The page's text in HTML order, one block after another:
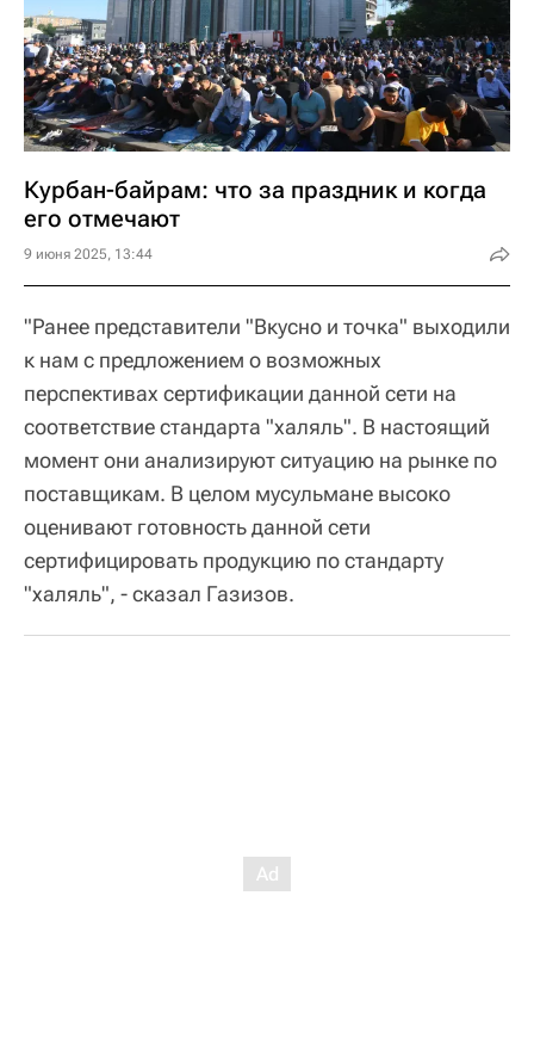
Курбан-байрам: что за праздник и когда
его отмечают
9 июня 2025, 13:44
"Ранее представители "Вкусно и точка" выходили
к нам с предложением о возможных
перспективах сертификации данной сети на
соответствие стандарта "халяль". В настоящий
момент они анализируют ситуацию на рынке по
поставщикам. В целом мусульмане высоко
оценивают готовность данной сети
сертифицировать продукцию по стандарту
"халяль", - сказал Газизов.